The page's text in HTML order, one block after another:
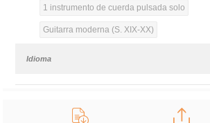
1 instrumento de cuerda pulsada solo
Guitarra moderna (S. XIX-XX)
Idioma